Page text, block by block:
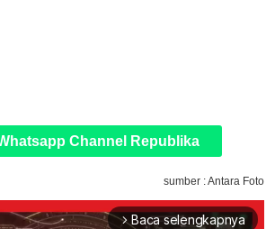
Channel Republika
sumber : Antara Foto
arrow_forward_ios Baca selengkapnya